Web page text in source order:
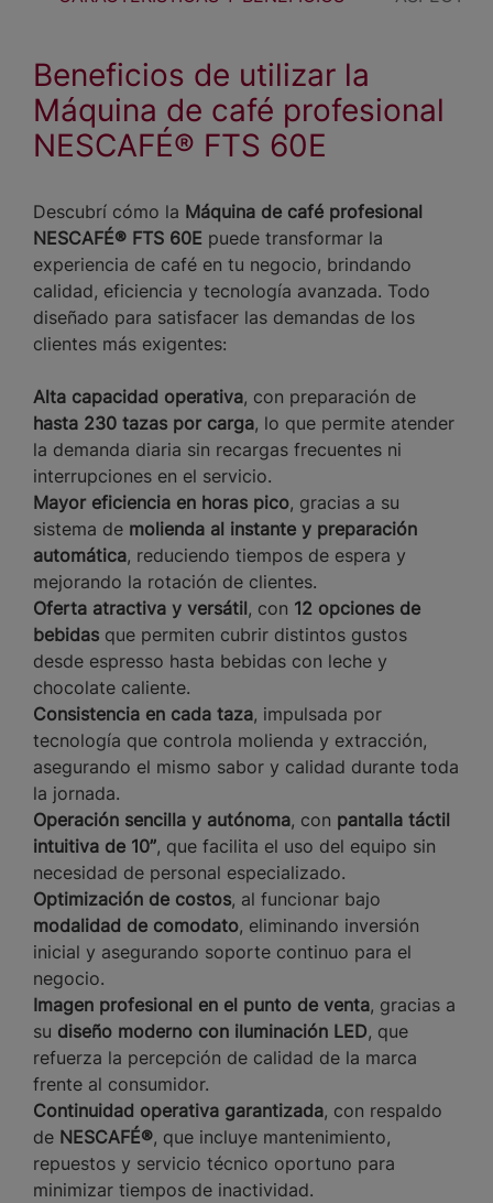
Beneficios de utilizar la
Máquina de café profesional
NESCAFÉ® FTS 60E
Descubrí cómo la Máquina de café profesional
NESCAFÉ® FTS 60E puede transformar la
experiencia de café en tu negocio, brindando
calidad, eficiencia y tecnología avanzada. Todo
diseñado para satisfacer las demandas de los
clientes más exigentes:
Alta capacidad operativa, con preparación de
hasta 230 tazas por carga, lo que permite atender
la demanda diaria sin recargas frecuentes ni
interrupciones en el servicio.
Mayor eficiencia en horas pico, gracias a su
sistema de molienda al instante y preparación
automática, reduciendo tiempos de espera y
mejorando la rotación de clientes.
Oferta atractiva y versátil, con 12 opciones de
bebidas que permiten cubrir distintos gustos
desde espresso hasta bebidas con leche y
chocolate caliente.
Consistencia en cada taza, impulsada por
tecnología que controla molienda y extracción,
asegurando el mismo sabor y calidad durante toda
la jornada.
Operación sencilla y autónoma, con pantalla táctil
intuitiva de 10”, que facilita el uso del equipo sin
necesidad de personal especializado.
Optimización de costos, al funcionar bajo
modalidad de comodato, eliminando inversión
inicial y asegurando soporte continuo para el
negocio.
Imagen profesional en el punto de venta, gracias a
su diseño moderno con iluminación LED, que
refuerza la percepción de calidad de la marca
frente al consumidor.
Continuidad operativa garantizada, con respaldo
de NESCAFÉ®, que incluye mantenimiento,
repuestos y servicio técnico oportuno para
minimizar tiempos de inactividad.